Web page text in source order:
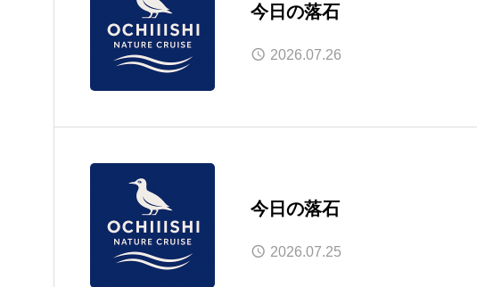
今日の落石
2026.07.26
今日の落石
2026.07.25